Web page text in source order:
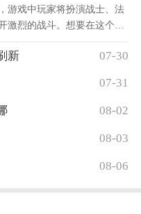
游戏中玩家将扮演战士、法
激烈的战斗。想要在这个游
奇的玩家来说，了解游戏的
新 07-30
07-31
08-02
08-03
08-06